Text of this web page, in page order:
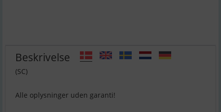
Beskrivelse
(SC)
Alle oplysninger uden garanti!